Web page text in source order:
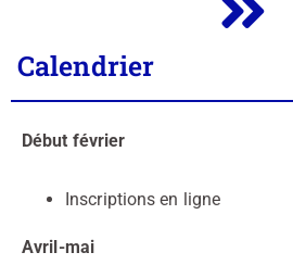
Calendrier
Début février
Inscriptions en ligne
Avril-mai